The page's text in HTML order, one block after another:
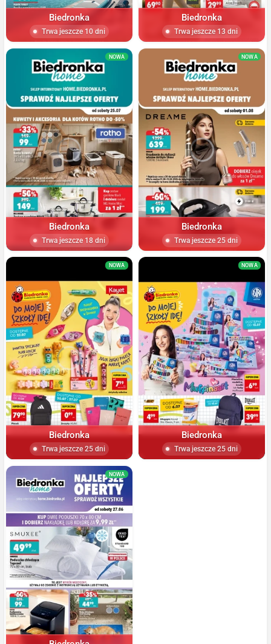
Biedronka
Trwa jeszcze 10 dni
Biedronka
Trwa jeszcze 13 dni
NOWA
Biedronka
Trwa jeszcze 18 dni
NOWA
Biedronka
Trwa jeszcze 25 dni
NOWA
Biedronka
Trwa jeszcze 25 dni
NOWA
Biedronka
Trwa jeszcze 25 dni
NOWA